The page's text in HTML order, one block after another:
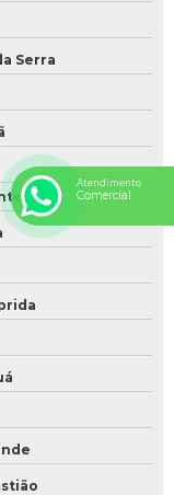
Serra
Atendimento
Comercial